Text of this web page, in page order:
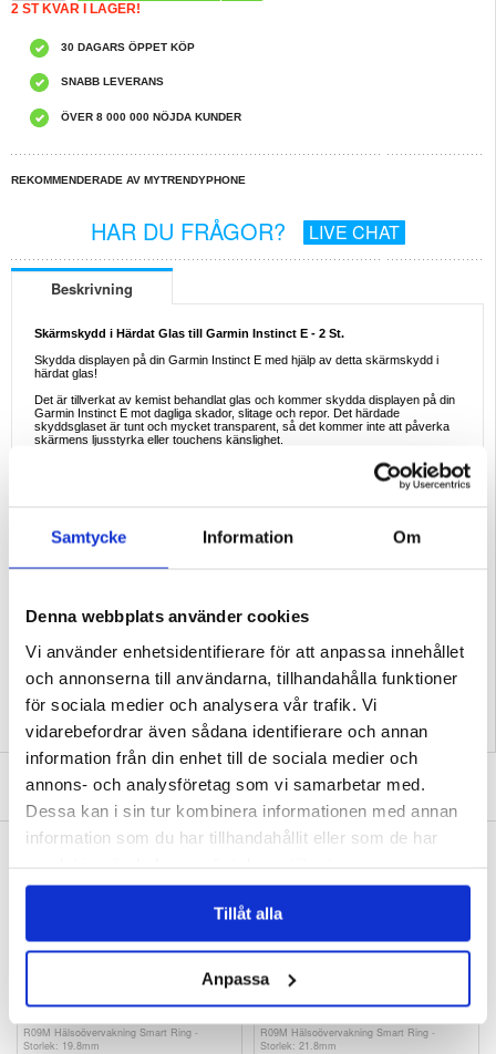
Samtycke Information Om
Denna webbplats använder cookies
Vi använder enhetsidentifierare för att anpassa innehållet
och annonserna till användarna, tillhandahålla funktioner
för sociala medier och analysera vår trafik. Vi
vidarebefordrar även sådana identifierare och annan
information från din enhet till de sociala medier och
annons- och analysföretag som vi samarbetar med.
Dessa kan i sin tur kombinera informationen med annan
information som du har tillhandahållit eller som de har
Tillåt alla
Anpassa
2 ST KVAR I LAGER!
30 DAGARS ÖPPET KÖP
SNABB LEVERANS
ÖVER 8 000 000 NÖJDA KUNDER
REKOMMENDERADE AV MYTRENDYPHONE
HAR DU FRÅGOR? LIVE CHAT
Beskrivning
Skärmskydd i Härdat Glas till Garmin Instinct E - 2 St.
Skydda displayen på din Garmin Instinct E med hjälp av detta skärmskydd i
härdat glas!
Det är tillverkat av kemist behandlat glas och kommer skydda displayen på din
Garmin Instinct E mot dagliga skador, slitage och repor. Det härdade
skyddsglaset är tunt och mycket transparent, så det kommer inte att påverka
skärmens ljusstyrka eller touchens känslighet.
- Slösa inte tid - det fästs mycket snabbt och enkelt på skärmen
- Förpackningen innehåller två stycken härdade skyddsglas
Kompatibilitet:Garmin Instinct E
EAN: 5714122522443
Relaterade kategorier:Bluetooth,Smartwatch,Smartwatch tillbehör
Glas Skärmskydd - 46mm - 2 St.
Storlek: 10/11/12/13 - Mörkblå
R09M Hälsoövervakning Smart Ring -
Storlek: 19.8mm
R09M Hälsoövervakning Smart Ring -
Storlek: 21.8mm